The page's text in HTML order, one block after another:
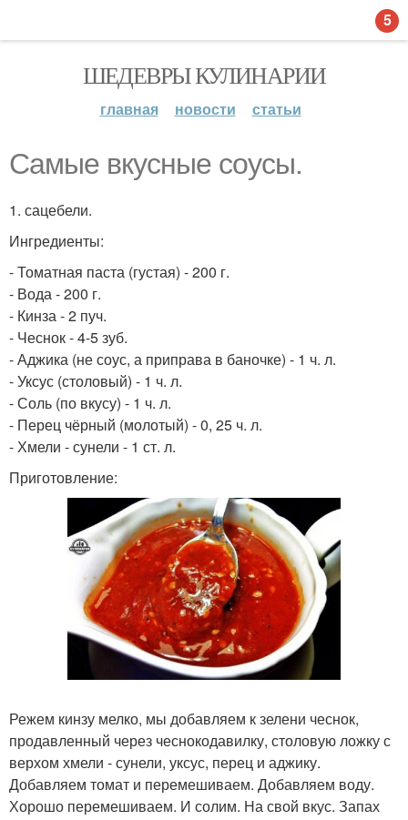
ШЕДЕВРЫ КУЛИНАРИИ
главная новости статьи
Самые вкусные соусы.
1. сацебели.
Ингредиенты:
- Томатная паста (густая) - 200 г.
- Вода - 200 г.
- Кинза - 2 пуч.
- Чеснок - 4-5 зуб.
- Аджика (не соус, а приправа в баночке) - 1 ч. л.
- Уксус (столовый) - 1 ч. л.
- Соль (по вкусу) - 1 ч. л.
- Перец чёрный (молотый) - 0, 25 ч. л.
- Хмели - сунели - 1 ст. л.
Приготовление:
Режем кинзу мелко, мы добавляем к зелени чеснок,
продавленный через чеснокодавилку, столовую ложку с
верхом хмели - сунели, уксус, перец и аджику.
Добавляем томат и перемешиваем. Добавляем воду.
Хорошо перемешиваем. И солим. На свой вкус. Запах
5